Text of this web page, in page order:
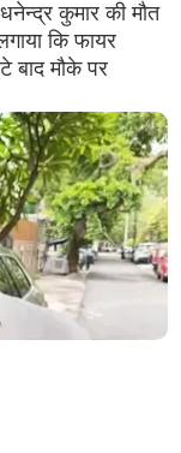
कुमार की मौत
कि फायर
बाद मौके पर